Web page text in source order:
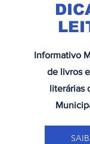
Informativo
de livros
literárias